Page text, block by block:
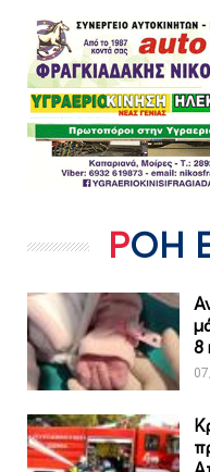
ΡΟΗ
8